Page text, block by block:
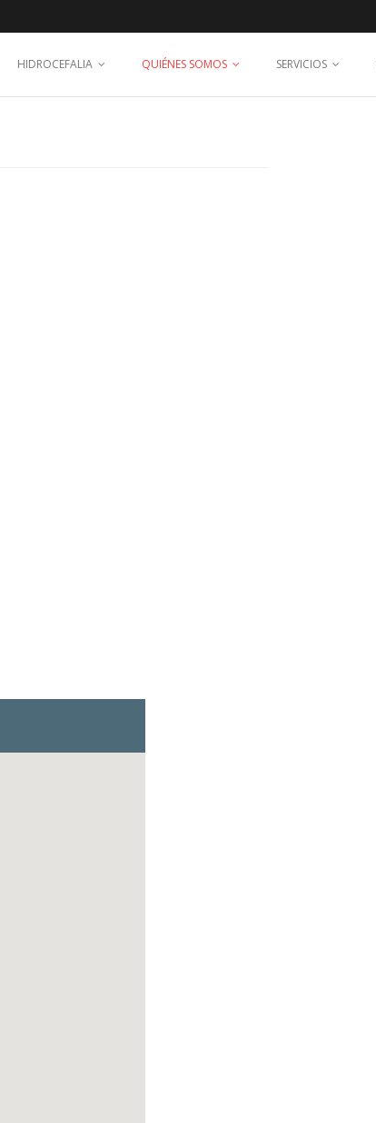
HIDROCEFALIA QUIÉNES SOMOS SERVICIOS